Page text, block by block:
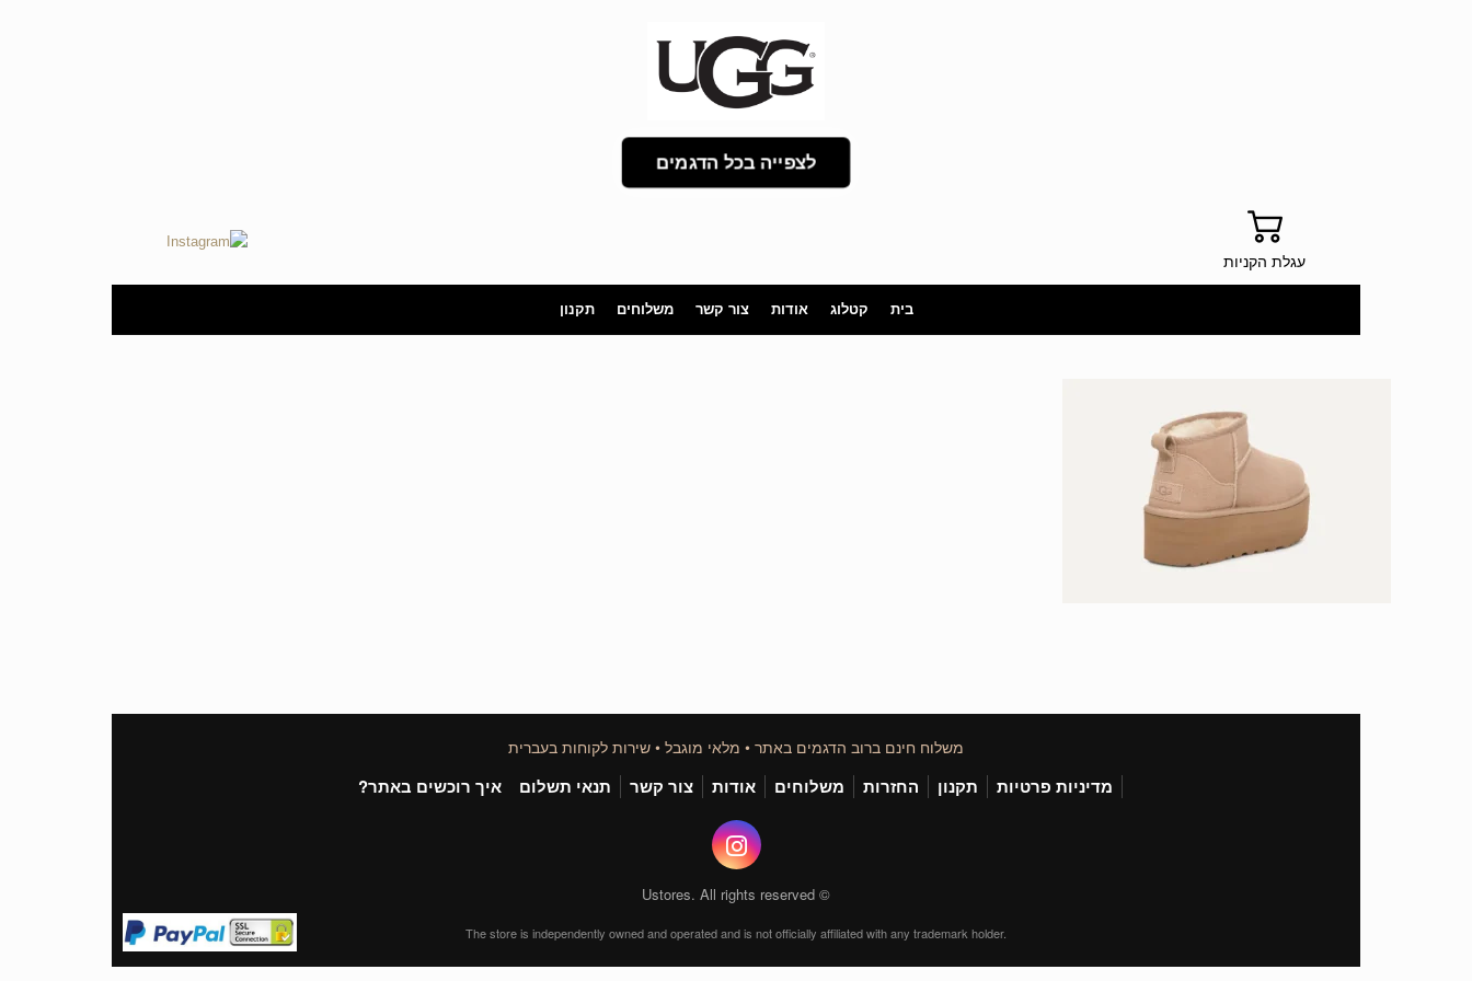
לצפייה בכל הדגמים
עגלת הקניות
בית קטלוג אודות צור קשר משלוחים תקנון
משלוח חינם ברוב הדגמים באתר • מלאי מוגבל • שירות לקוחות בעברית
מדיניות פרטיות תקנון החזרות משלוחים אודות צור קשר תנאי תשלום איך רוכשים באתר?
© Ustores. All rights reserved
The store is independently owned and operated and is not officially affiliated with any trademark holder.